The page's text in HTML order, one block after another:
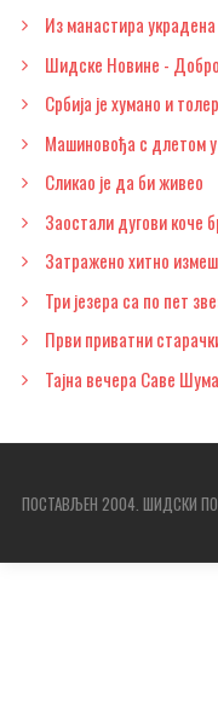
Из манастира
Шидске Новине -
Србија је хумано и
Машиновођа с длетом
Сликао је да би живео
Заостали дугови коче
Затражено хитно
Три језера са по пет
Први приватни
Тајна вечера Саве
ПОСТАВЉЕН 2004. ШИДСКИ